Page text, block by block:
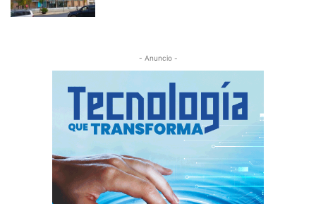
- Anuncio -